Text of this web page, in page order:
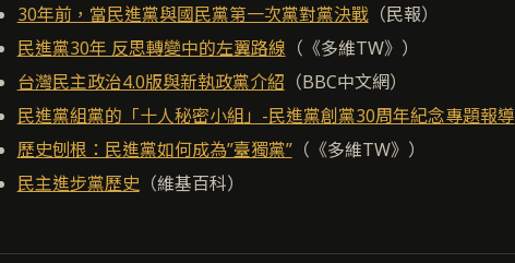
30年前，當民進黨與國民黨第一次黨對黨決戰（民報）
民進黨30年 反思轉變中的左翼路線 （《多維TW》）
台灣民主政治4.0版與新執政黨介紹 （BBC中文網）
民進黨組黨的「十人秘密小組」-民進黨創黨30周年紀念專題報導
歷史刨根：民進黨如何成為”臺獨黨”（《多維TW》）
民主進步黨歷史（維基百科）